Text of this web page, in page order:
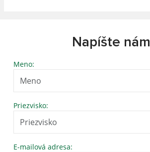
Napíšte nám
Meno:
Priezvisko:
E-mailová adresa: